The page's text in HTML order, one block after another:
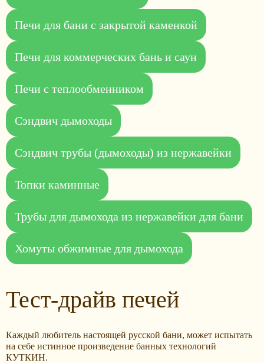
Печи для бани с закрытой каменкой
Печи для коммерческих бань и саун
Печи с теплообменником
Сэндвич дымоходы
Сэндвич трубы (дымоходы) из нержавейки
Топки каминные
Трубы для дымохода из нержавейки для бани
Хомуты обжимные для дымохода
Тест-драйв печей
Каждый любитель настоящей русской бани, может испытать
на себе истинное произведение банных технологий
КУТКИН.